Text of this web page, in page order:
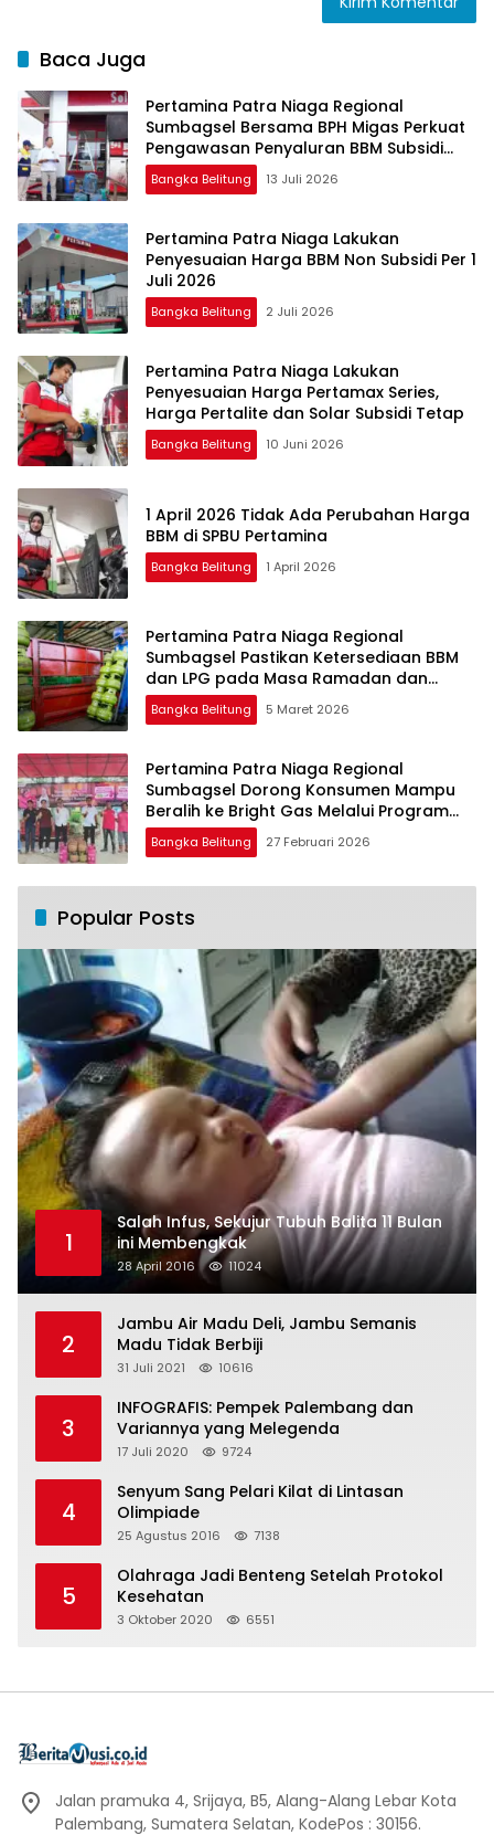
Baca Juga
Pertamina Patra Niaga Regional
Sumbagsel Bersama BPH Migas Perkuat
Pengawasan Penyaluran BBM Subsidi
bagi Nelayan melalui Aplikasi XSTAR
Bangka Belitung 13 Juli 2026
Pertamina Patra Niaga Lakukan
Penyesuaian Harga BBM Non Subsidi Per 1
Juli 2026
Bangka Belitung 2 Juli 2026
Pertamina Patra Niaga Lakukan
Penyesuaian Harga Pertamax Series,
Harga Pertalite dan Solar Subsidi Tetap
Bangka Belitung 10 Juni 2026
1 April 2026 Tidak Ada Perubahan Harga
BBM di SPBU Pertamina
Bangka Belitung 1 April 2026
Pertamina Patra Niaga Regional
Sumbagsel Pastikan Ketersediaan BBM
dan LPG pada Masa Ramadan dan
Menjelang Idulfitri
Bangka Belitung 5 Maret 2026
Pertamina Patra Niaga Regional
Sumbagsel Dorong Konsumen Mampu
Beralih ke Bright Gas Melalui Program
Trade In di Belitung Timur
Bangka Belitung 27 Februari 2026
Popular Posts
1
Salah Infus, Sekujur Tubuh Balita 11 Bulan
ini Membengkak
28 April 2016 11024
2
Jambu Air Madu Deli, Jambu Semanis
Madu Tidak Berbiji
31 Juli 2021 10616
3
INFOGRAFIS: Pempek Palembang dan
Variannya yang Melegenda
17 Juli 2020 9724
4
Senyum Sang Pelari Kilat di Lintasan
Olimpiade
25 Agustus 2016 7138
5
Olahraga Jadi Benteng Setelah Protokol
Kesehatan
3 Oktober 2020 6551
Jalan pramuka 4, Srijaya, B5, Alang-Alang Lebar Kota
Palembang, Sumatera Selatan, KodePos : 30156.